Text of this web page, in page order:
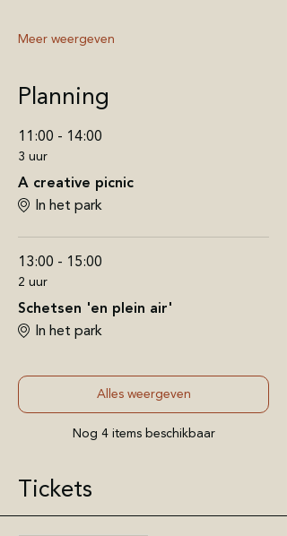
Meer weergeven
Planning
11:00 - 14:00
3 uur
A creative picnic
In het park
13:00 - 15:00
2 uur
Schetsen 'en plein air'
In het park
Nog 4 items beschikbaar
Alles weergeven
Tickets